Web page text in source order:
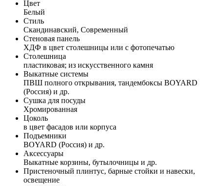
Цвет
Белый
Стиль
Скандинавский, Современный
Стеновая панель
ХДФ в цвет столешницы или с фотопечатью
Столешница
пластиковая; из искусственного камня
Выкатные системы
ПВШ полного открывания, тандембоксы BOYARD
(Россия) и др.
Сушка для посуды
Хромированная
Цоколь
в цвет фасадов или корпуса
Подъемники
BOYARD (Россия) и др.
Аксессуары
Выкатные корзины, бутылочницы и др.
Пристеночный плинтус, барные стойки и навески,
освещение